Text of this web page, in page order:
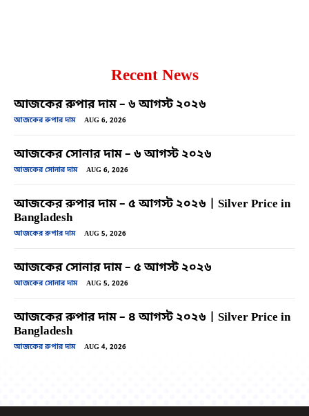
Recent News
আজকের রুপার দাম – ৬ আগস্ট ২০২৬
আজকের রুপার দাম AUG 6, 2026
আজকের সোনার দাম – ৬ আগস্ট ২০২৬
আজকের সোনার দাম AUG 6, 2026
আজকের রুপার দাম – ৫ আগস্ট ২০২৬ | Silver Price in
Bangladesh
আজকের রুপার দাম AUG 5, 2026
আজকের সোনার দাম – ৫ আগস্ট ২০২৬
আজকের সোনার দাম AUG 5, 2026
আজকের রুপার দাম – ৪ আগস্ট ২০২৬ | Silver Price in
Bangladesh
আজকের রুপার দাম AUG 4, 2026